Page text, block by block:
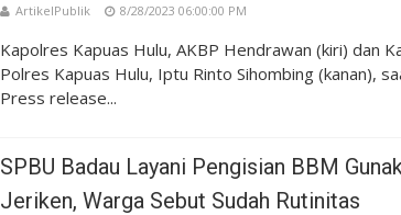
ArtikelPublik 8/28/2023 06:00:00 PM
Kapolres Kapuas Hulu, AKBP Hendrawan (kiri) dan
Polres Kapuas Hulu, Iptu Rinto Sihombing (kanan),
Press release...
SPBU Badau Layani Pengisian BBM
Jeriken, Warga Sebut Sudah Rutinitas